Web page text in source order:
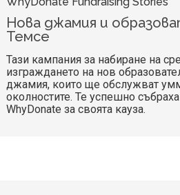
Нова джамия и
Темсе
Тази кампания за набиране на
изграждането на нов
джамия, които ще обслужват
околностите. Те успешно
WhyDonate за своята кауза.